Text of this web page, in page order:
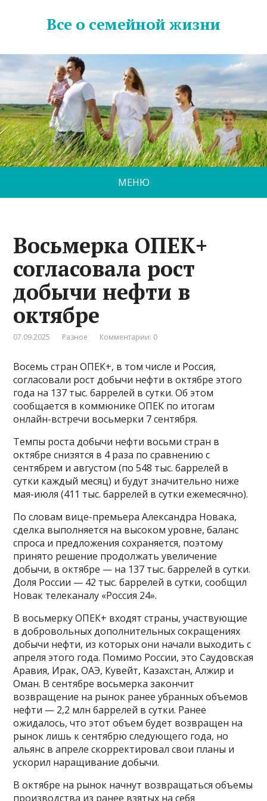
Все о семейной жизни
МЕНЮ
Восьмерка ОПЕК+
согласовала рост
добычи нефти в
октябре
07.09.2025 Разное Комментарии: 0
Восемь стран ОПЕК+, в том числе и Россия,
согласовали рост добычи нефти в октябре этого
года на 137 тыс. баррелей в сутки. Об этом
сообщается в коммюнике ОПЕК по итогам
онлайн-встречи восьмерки 7 сентября.
Темпы роста добычи нефти восьми стран в
октябре снизятся в 4 раза по сравнению с
сентябрем и августом (по 548 тыс. баррелей в
сутки каждый месяц) и будут значительно ниже
мая-июля (411 тыс. баррелей в сутки ежемесячно).
По словам вице-премьера Александра Новака,
сделка выполняется на высоком уровне, баланс
спроса и предложения сохраняется, поэтому
принято решение продолжать увеличение
добычи, в октябре — на 137 тыс. баррелей в сутки.
Доля России — 42 тыс. баррелей в сутки, сообщил
Новак телеканалу «Россия 24».
В восьмерку ОПЕК+ входят страны, участвующие
в добровольных дополнительных сокращениях
добычи нефти, из которых они начали выходить с
апреля этого года. Помимо России, это Саудовская
Аравия, Ирак, ОАЭ, Кувейт, Казахстан, Алжир и
Оман. В сентябре восьмерка закончит
возвращение на рынок ранее убранных объемов
нефти — 2,2 млн баррелей в сутки. Ранее
ожидалось, что этот объем будет возвращен на
рынок лишь к сентябрю следующего года, но
альянс в апреле скорректировал свои планы и
ускорил наращивание добычи.
В октябре на рынок начнут возвращаться объемы
производства из ранее взятых на себя